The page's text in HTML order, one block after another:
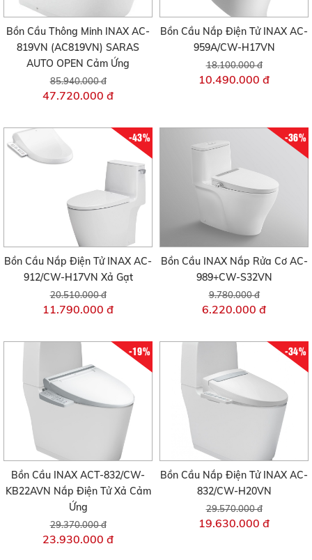
Bồn Cầu Thông Minh INAX AC-
819VN (AC819VN) SARAS
AUTO OPEN Cảm Ứng
85.940.000 đ
47.720.000 đ
Bồn Cầu Nắp Điện Tử INAX AC-
959A/CW-H17VN
18.100.000 đ
10.490.000 đ
-43%
Bồn Cầu Nắp Điện Tử INAX AC-
912/CW-H17VN Xả Gạt
20.510.000 đ
11.790.000 đ
-36%
Bồn Cầu INAX Nắp Rửa Cơ AC-
989+CW-S32VN
9.780.000 đ
6.220.000 đ
-19%
Bồn Cầu INAX ACT-832/CW-
KB22AVN Nắp Điện Tử Xả Cảm
Ứng
29.370.000 đ
23.930.000 đ
-34%
Bồn Cầu Nắp Điện Tử INAX AC-
832/CW-H20VN
29.570.000 đ
19.630.000 đ